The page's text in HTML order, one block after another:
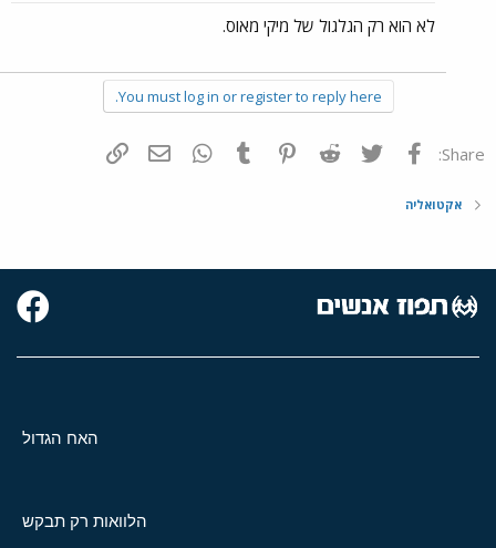
לא הוא רק הגלגול של מיקי מאוס.
You must log in or register to reply here.
Share: פייסבוק Twitter
Reddit
Pinterest
Tumblr
WhatsAppדואר אלקטרוני
אקטואליה
האח הגדול
הלוואות רק תבקש